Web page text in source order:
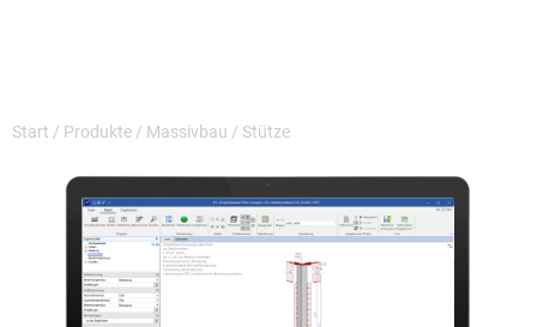
Start / Produkte / Massivbau / Stütze